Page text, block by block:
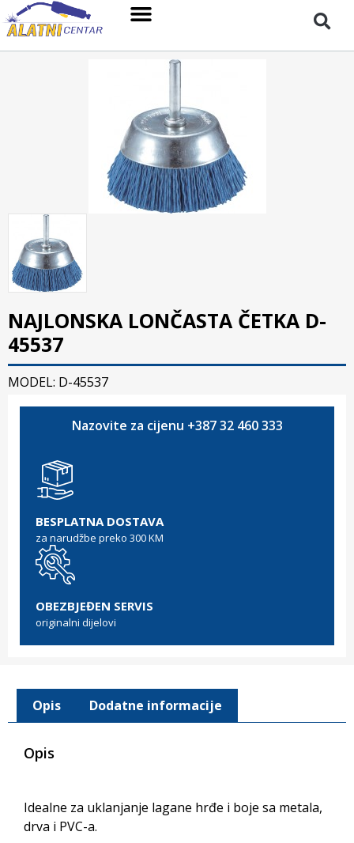
NAJLONSKA LONČASTA ČETKA D-
45537
MODEL: D-45537
Nazovite za cijenu +387 32 460 333
BESPLATNA DOSTAVA
za narudžbe preko 300 KM
OBEZBJEĐEN SERVIS
originalni dijelovi
Opis Dodatne informacije
Opis
Idealne za uklanjanje lagane hrđe i boje sa metala,
drva i PVC-a.